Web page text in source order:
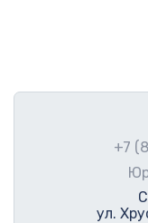
+7
ул.